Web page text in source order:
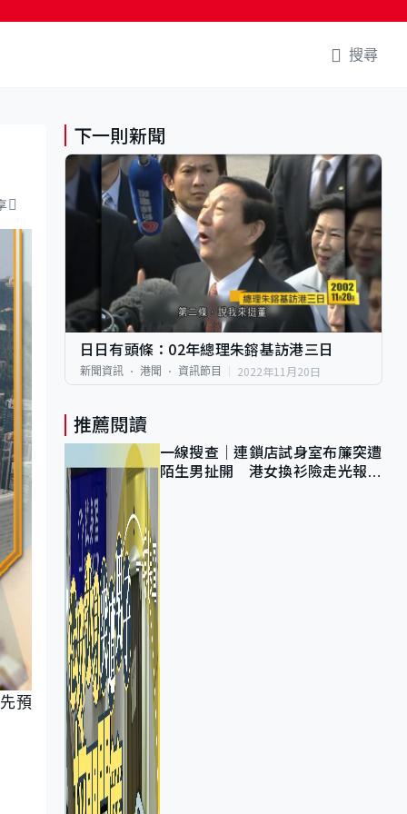
搜尋
預
下一則新聞
日日有頭條：02年總理朱鎔基訪港三日
新聞資訊 港聞 資訊節目 2022年11月20日
推薦閱讀
一線搜查｜連鎖店試身室布簾突遭
陌生男扯開 港女換衫險走光報